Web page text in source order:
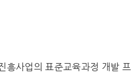
흥사업의 표준교육과정 개발